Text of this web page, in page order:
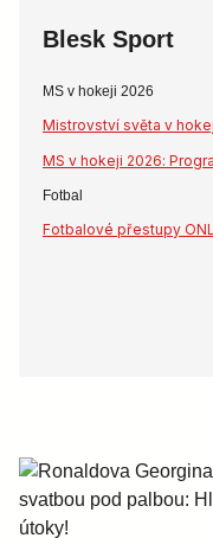
Blesk Sport
MS v hokeji 2026
Mistrovství světa v
MS v hokeji 2026:
Fotbal
Fotbalové přestupy